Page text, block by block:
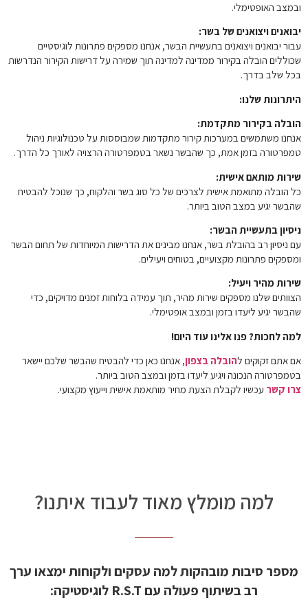
ובמצב האופטימלי.
יבואנים ויצואנים של בשר:
עבור יבואנים ויצואנים בתעשיית הבשר, אנחנו מספקים פתרונות לוגיסטיים
שכוללים הובלה בקירור ממדינה למדינה תוך שמירה על דרישות הקירור הנדרשות
בכל שלב בדרך.
היתרונות שלנו:
הובלה בקירור מתקדמת:
אנחנו משתמשים במערכות קירור מתקדמות שמבוססות על טכנולוגיות ניהול
טמפרטורה בזמן אמת, כך שהבשר נשאר בטמפרטורה הרצויה לאורך כל הדרך.
שירות מותאם אישית:
כל הובלה מתואמת אישית לצרכים של כל סוג בשר והלקוח, כך שנוכל להבטיח
שהבשר יגיע במצב הטוב ביותר.
ניסיון בתעשיית הבשר:
עם ניסיון רב בהובלת בשר, אנחנו מבינים את הדרישות המיוחדות של תחום הבשר
ומספקים פתרונות מקצועיים, בטוחים ויעילים.
שירות מהיר ויעיל:
הצוותים שלנו מספקים שירות מהיר, תוך עמידה בלוחות זמנים מדויקים, כדי
שהבשר יגיע ליעדו בזמן ובמצב אופטימלי.
למה לחכות? פנו אלינו עוד היום!
אם אתם זקוקים להובלה בצפון, אנחנו כאן כדי להבטיח שהבשר שלכם יישאר
בטמפרטורה הנכונה ויגיע ליעדו בזמן ובמצב הטוב ביותר.
צרו קשר עכשיו לקבלת הצעת מחיר מותאמת אישית וייעוץ מקצועי.
למה מומלץ מאוד לעבוד איתנו?
מספר סיבות מובהקות למה עסקים ולקוחות ימצאו ערך
רב בשיתוף פעולה עם R.S.T לוגיסטיקה: